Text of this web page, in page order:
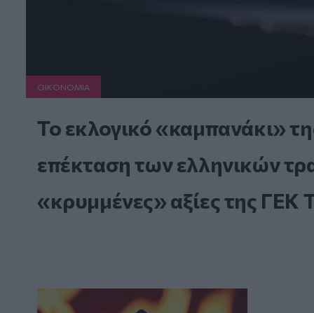
ΟΙΚΟΝΟΜΙΑ
Το εκλογικό «καμπανάκι»
επέκταση των ελληνικών
«κρυμμένες» αξίες της ΓΕΚ